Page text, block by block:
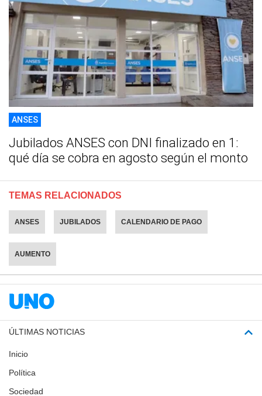
ANSES
Jubilados ANSES con DNI finalizado en 1:
qué día se cobra en agosto según el monto
TEMAS RELACIONADOS
ANSES JUBILADOS CALENDARIO DE PAGO
AUMENTO
ÚLTIMAS NOTICIAS
Inicio
Política
Sociedad